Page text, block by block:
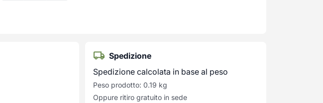
Spedizione
Spedizione calcolata in base al peso
Peso prodotto: 0.19 kg
Oppure ritiro gratuito in sede